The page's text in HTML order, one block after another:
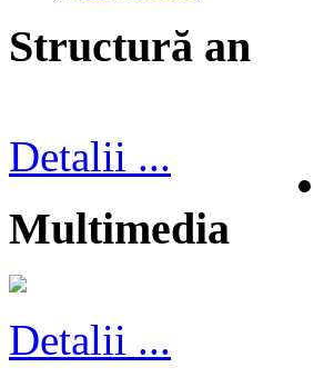
Structură an
Detalii ...
Multimedia
Detalii ...